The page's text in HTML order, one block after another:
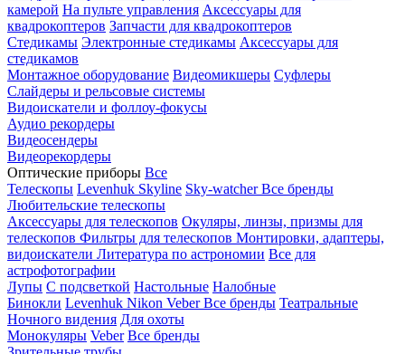
камерой На пульте управления Аксессуары для
квадрокоптеров Запчасти для квадрокоптеров
Стедикамы Электронные стедикамы Аксессуары для
стедикамов
Монтажное оборудование Видеомикшеры Суфлеры
Слайдеры и рельсовые системы
Видоискатели и фоллоу-фокусы
Аудио рекордеры
Видеосендеры
Видеорекордеры
Оптические приборы Все
Телескопы Levenhuk Skyline Sky-watcherВсе бренды
Любительские телескопы
Аксессуары для телескопов Окуляры, линзы, призмы для
телескопов Фильтры для телескопов Монтировки, адаптеры,
видоискатели Литература по астрономии Все для
астрофотографии
Лупы С подсветкой Настольные Налобные
Бинокли Levenhuk Nikon VeberВсе бренды Театральные
Ночного видения Для охоты
Монокуляры Veber Все бренды